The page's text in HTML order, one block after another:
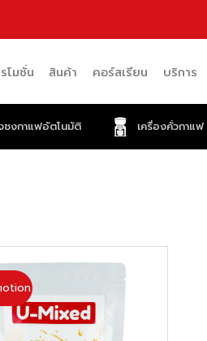
โมชั่น สินค้า คอร์สเรียน บริการ
ชงกาแฟอัตโนมัติ เครื่องคั่วกาแฟ